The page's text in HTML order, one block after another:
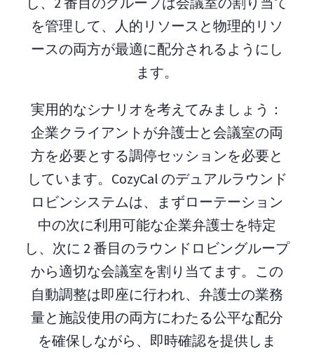
を管理して、人的リソースと物理的リソ
ースの両方が最適に配分されるようにし
ます。
実用的なシナリオを考えてみましょう：
企業クライアントが弁護士と会議室の両
方を必要とする調停セッションを必要と
しています。CozyCal のデュアルラウンド
ロビンシステムは、まずローテーション
中の次に利用可能な企業弁護士を特定
し、次に 2 番目のラウンドロビングループ
から適切な会議室を割り当てます。この
自動調整は即座に行われ、弁護士の業務
量と施設使用の両方にわたる公平な配分
を確保しながら、即時確認を提供しま